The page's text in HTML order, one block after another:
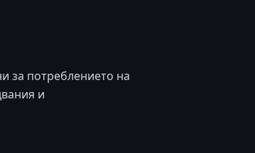
за потреблението на
и